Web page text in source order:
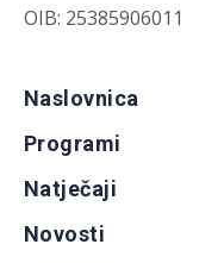
OIB: 25385906011
Naslovnica
Programi
Natječaji
Novosti